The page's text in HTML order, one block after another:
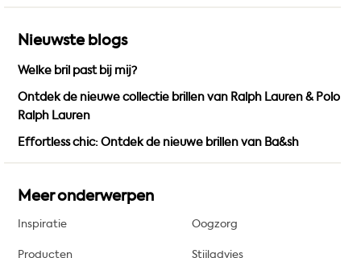
Nieuwste blogs
Welke bril past bij mij?
Ontdek de nieuwe collectie brillen van Ralph Lauren & Polo
Ralph Lauren
Effortless chic: Ontdek de nieuwe brillen van Ba&sh
Meer onderwerpen
Inspiratie Oogzorg
Producten Stijladvies